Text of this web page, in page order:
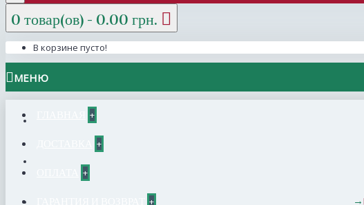
0 товар(ов) - 0.00 грн.
В корзине пусто!
МЕНЮ
+
+
+
+